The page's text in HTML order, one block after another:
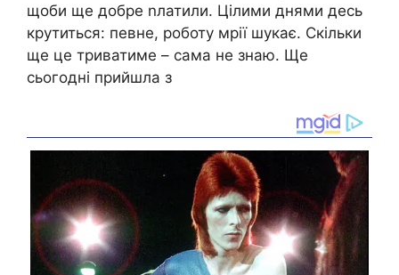
щоби ще добре nлатили. Цілими днями десь
крутиться: певне, роботу мрії шукає. Скільки
ще це триватиме – сама не знаю. Ще
сьогодні прийшла з